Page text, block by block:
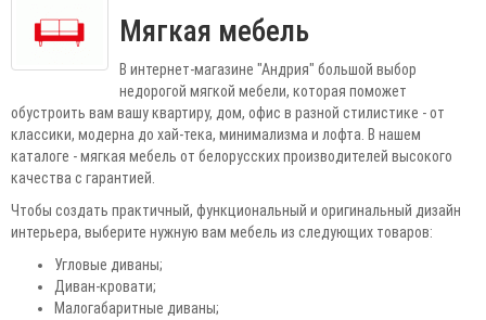
Мягкая мебель
В интернет-магазине "Андрия" большой выбор
недорогой мягкой мебели, которая поможет
обустроить вам вашу квартиру, дом, офис в разной стилистике - от
классики, модерна до хай-тека, минимализма и лофта. В нашем
каталоге - мягкая мебель от белорусских производителей высокого
качества с гарантией.
Чтобы создать практичный, функциональный и оригинальный дизайн
интерьера, выберите нужную вам мебель из следующих товаров:
Угловые диваны;
Диван-кровати;
Малогабаритные диваны;